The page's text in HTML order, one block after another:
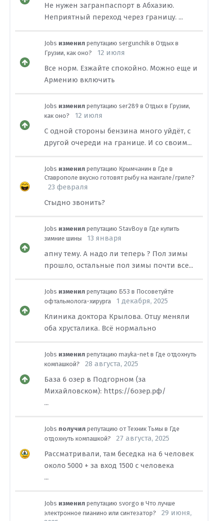
Не нужен загранпаспорт в Абхазию.
Неприятный переход через границу. ...
Jobs изменил репутацию sergunchik в Отдых в
Грузии, как оно?
12 июля
Все норм. Езжайте спокойно. Можно еще и
Армению включить
Jobs изменил репутацию ser289 в Отдых в Грузии,
как оно?
12 июля
С одной стороны бензина много уйдёт, с
другой очереди на границе. И со своим...
Jobs изменил репутацию Крымчанин в Где в
Ставрополе вкусно готовят рыбу на мангале/гриле?
23 февраля
Стыдно звонить?
Jobs изменил репутацию StavBoy в Где купить
зимние шины
13 января
апну тему. А надо ли теперь ? Пол зимы
прошло, остальные пол зимы почти все...
Jobs изменил репутацию Б53 в Посоветуйте
офтальмолога-хирурга
1 декабря, 2025
Клиника доктора Крылова. Отцу меняли
оба хрусталика. Всё нормально
Jobs изменил репутацию mayka-net в Где отдохнуть
компашкой?
28 августа, 2025
База 6 озер в Подгорном (за
Михайловском): https://6озер.рф/
...
Jobs получил репутацию отТехник Тьмы в Где
отдохнуть компашкой?
27 августа, 2025
Рассматривали, там беседка на 6 человек
около 5000 + за вход 1500 с человека
...
Jobs изменил репутацию svorgo в Что лучше
электронное пианино или синтезатор?
29 июня,